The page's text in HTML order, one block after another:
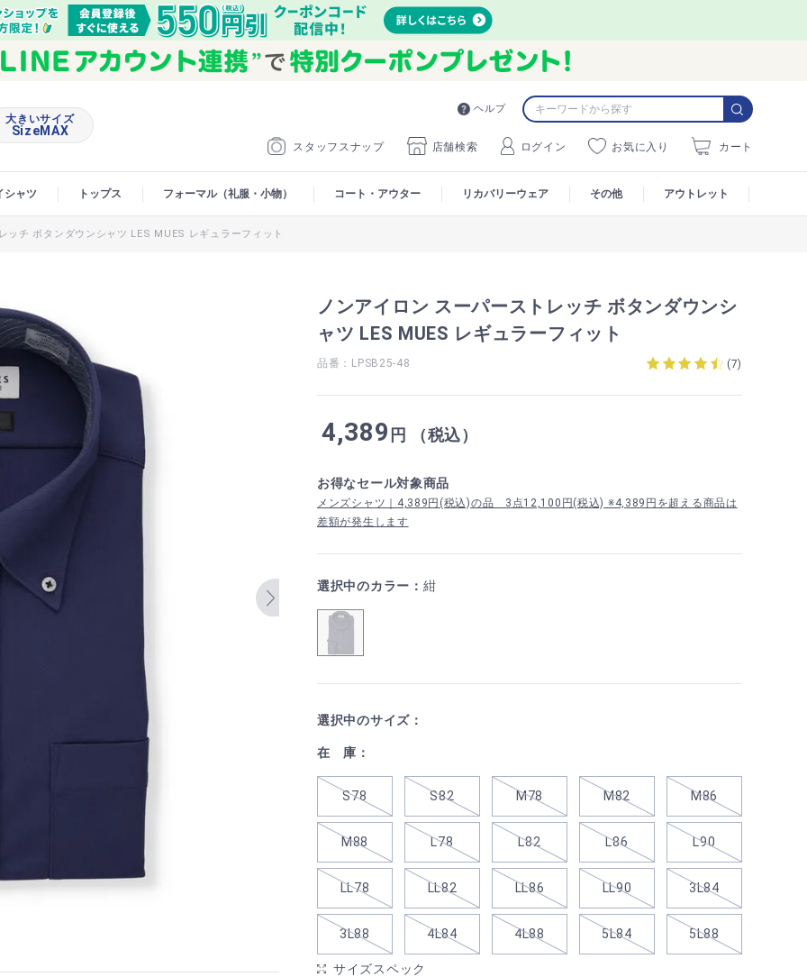
ヘルプ
スタッフスナップ 店舗検索 ログイン お気に入り カート
大きいサイズ
SizeMAX
シャツ トップス フォーマル（礼服・小物） コート・アウター リカバリーウェア その他 アウトレット
ッチ ボタンダウンシャツ LES MUES レギュラーフィット
ノンアイロン スーパーストレッチ ボタンダウンシ
ャツ LES MUES レギュラーフィット
品番：LPSB25-48 (7)
4,389 円 （税込）
お得なセール対象商品
メンズシャツ｜4,389円(税込)の品 3点12,100円(税込) ※4,389円を超える商品は
差額が発生します
選択中のカラー： 紺
選択中のサイズ：
在 庫：
S78 S82 M78 M82 M86
M88 L78 L82 L86 L90
LL78 LL82 LL86 LL90 3L84
3L88 4L84 4L88 5L84 5L88
サイズスペック